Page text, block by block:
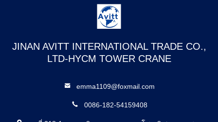
JINAN AVITT INTERNATIONAL TRADE CO.,
LTD-HYCM TOWER CRANE
emma1109@foxmail.com
0086-182-54159408